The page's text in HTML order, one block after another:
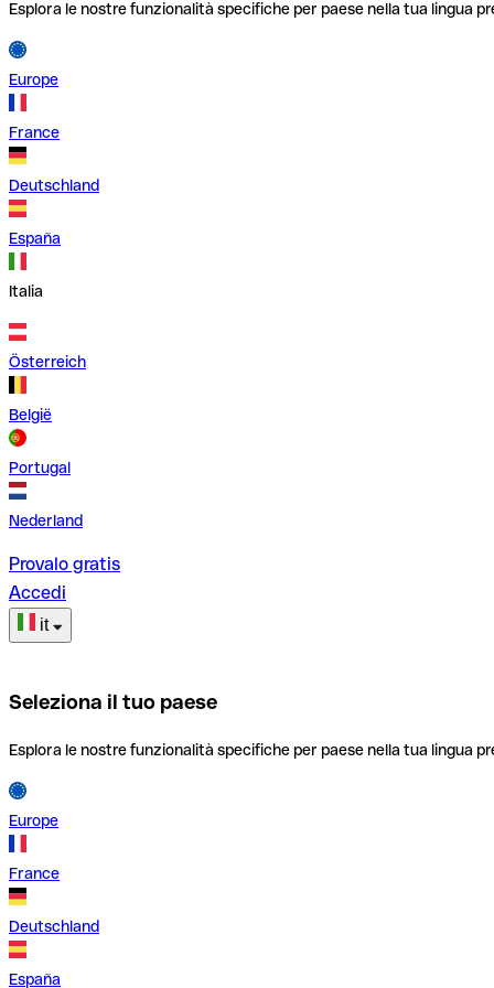
Esplora le nostre funzionalità specifiche per paese nella tua lingua
Europe
France
Deutschland
España
Italia
Österreich
België
Portugal
Nederland
Provalo gratis
Accedi
it
Seleziona il tuo paese
Esplora le nostre funzionalità specifiche per paese nella tua lingua
Europe
France
Deutschland
España